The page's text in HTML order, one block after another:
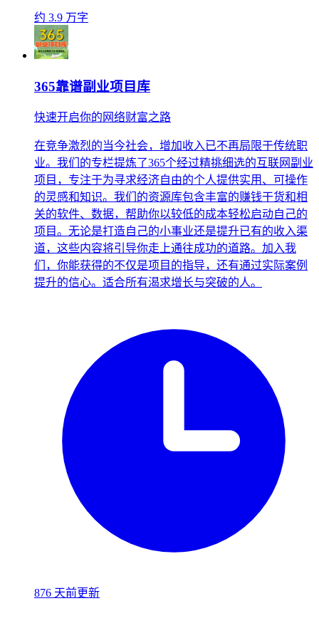
约 3.9 万字
365靠谱副业项目库
快速开启你的网络财富之路
在竞争激烈的当今社会，增加收入已不再局限于传统职
业。我们的专栏提炼了365个经过精挑细选的互联网副业
项目，专注于为寻求经济自由的个人提供实用、可操作
的灵感和知识。我们的资源库包含丰富的赚钱干货和相
关的软件、数据，帮助你以较低的成本轻松启动自己的
项目。无论是打造自己的小事业还是提升已有的收入渠
道，这些内容将引导你走上通往成功的道路。加入我
们，你能获得的不仅是项目的指导，还有通过实际案例
提升的信心。适合所有渴求增长与突破的人。
876 天前更新